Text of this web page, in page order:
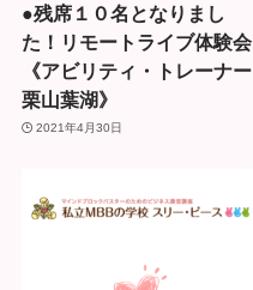
●残席１０名となりまし
た！リモートライブ体験会
《アビリティ・トレーナー
栗山葉湖》
2021年4月30日